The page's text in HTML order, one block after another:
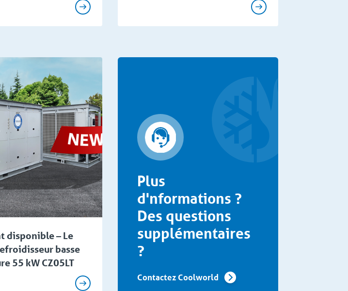
disponible – Le
basse
55 kW CZ05LT
Plus
d'nformations ?
Des questions
supplémentaires
?
Contactez Coolworld